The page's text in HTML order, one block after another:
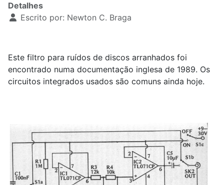
Detalhes
Escrito por: Newton C. Braga
Este filtro para ruídos de discos arranhados foi
encontrado numa documentação inglesa de 1989. Os
circuitos integrados usados são comuns ainda hoje.